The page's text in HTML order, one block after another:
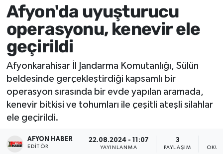
Afyon'da uyuşturucu
operasyonu, kenevir ele
geçirildi
Afyonkarahisar İl Jandarma Komutanlığı, Sülün
beldesinde gerçekleştirdiği kapsamlı bir
operasyon sırasında bir evde yapılan aramada,
kenevir bitkisi ve tohumları ile çeşitli ateşli silahlar
ele geçirildi.
AFYON HABER
EDITÖR
22.08.2024 - 11:07
YAYINLANMA
3
PAYLAŞIM
Sağlık
Eğitim
Sivil Toplum
Ekonomi
Magazin
Etkinlikler